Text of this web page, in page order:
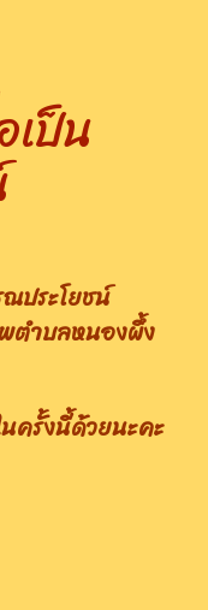
ป็น
ประโยชน์
ตำบลหนองผึ้ง
ครั้งนี้ด้วยนะคะ